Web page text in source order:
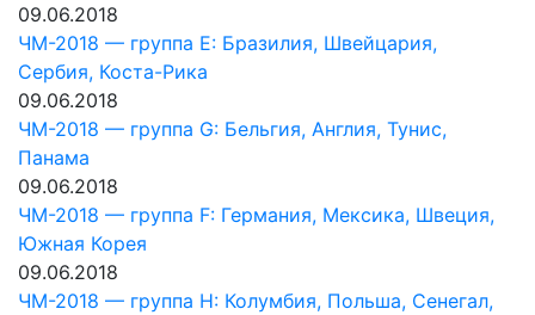
09.06.2018
ЧМ-2018 — группа E: Бразилия, Швейцария,
Сербия, Коста-Рика
09.06.2018
ЧМ-2018 — группа G: Бельгия, Англия, Тунис,
Панама
09.06.2018
ЧМ-2018 — группа F: Германия, Мексика, Швеция,
Южная Корея
09.06.2018
ЧМ-2018 — группа H: Колумбия, Польша, Сенегал,